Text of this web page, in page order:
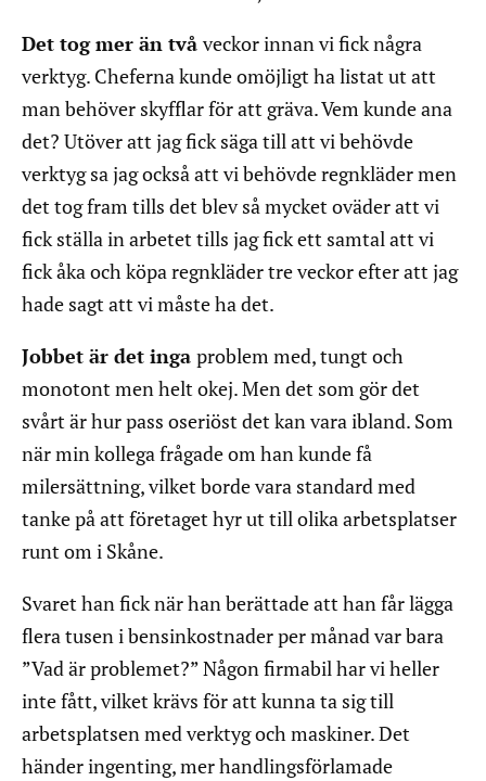
Det tog mer än två veckor innan vi fick några
verktyg. Cheferna kunde omöjligt ha listat ut att
man behöver skyfflar för att gräva. Vem kunde ana
det? Utöver att jag fick säga till att vi behövde
verktyg sa jag också att vi behövde regnkläder men
det tog fram tills det blev så mycket oväder att vi
fick ställa in arbetet tills jag fick ett samtal att vi
fick åka och köpa regnkläder tre veckor efter att jag
hade sagt att vi måste ha det.
Jobbet är det inga problem med, tungt och
monotont men helt okej. Men det som gör det
svårt är hur pass oseriöst det kan vara ibland. Som
när min kollega frågade om han kunde få
milersättning, vilket borde vara standard med
tanke på att företaget hyr ut till olika arbetsplatser
runt om i Skåne.
Svaret han fick när han berättade att han får lägga
flera tusen i bensinkostnader per månad var bara
”Vad är problemet?” Någon firmabil har vi heller
inte fått, vilket krävs för att kunna ta sig till
arbetsplatsen med verktyg och maskiner. Det
händer ingenting, mer handlingsförlamade